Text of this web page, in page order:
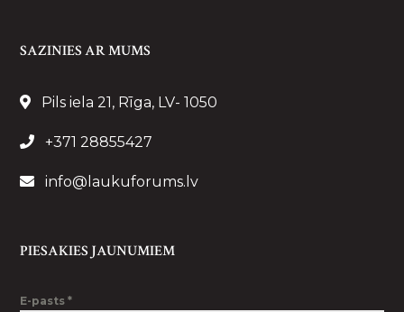
SAZINIES AR MUMS
Pils iela 21, Rīga, LV- 1050
+371 28855427
info@laukuforums.lv
PIESAKIES JAUNUMIEM
E-pasts*